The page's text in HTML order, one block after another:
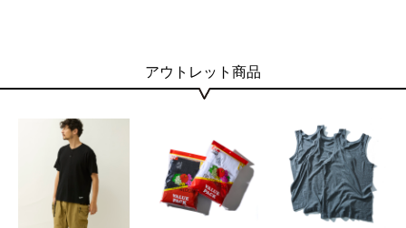
アウトレット商品